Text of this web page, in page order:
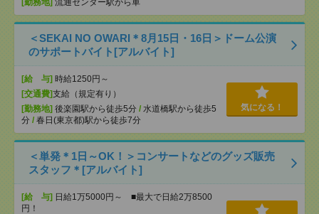
[勤務地] 流通センター駅から車
＜SEKAI NO OWARI＊8月15日・16日＞ドーム公演
のサポートバイト[アルバイト]
[給 与] 時給1250円～
[交通費]支給（規定有り）
[勤務地] 後楽園駅から徒歩5分 / 水道橋駅から徒歩5
分 / 春日(東京都)駅から徒歩7分
気になる！
＜単発＊1日～OK！＞コンサートなどのグッズ販売
スタッフ＊[アルバイト]
[給 与] 日給1万5000円～ ■最大で日給2万8500
円！